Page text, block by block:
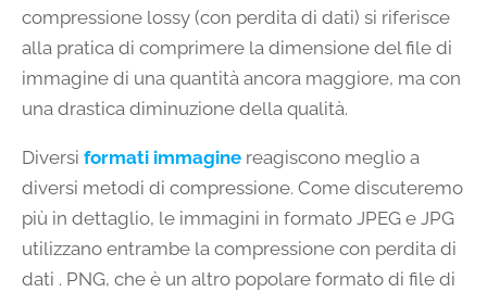
compressione lossy (con perdita di dati) si riferisce
alla pratica di comprimere la dimensione del file di
immagine di una quantità ancora maggiore, ma con
una drastica diminuzione della qualità.
Diversi formati immagine reagiscono meglio a
diversi metodi di compressione. Come discuteremo
più in dettaglio, le immagini in formato JPEG e JPG
utilizzano entrambe la compressione con perdita di
dati . PNG, che è un altro popolare formato di file di